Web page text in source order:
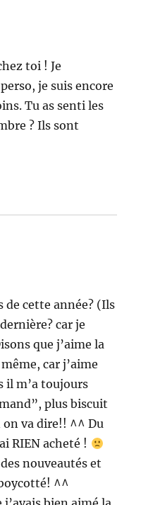
toi ! Je
je suis encore
Tu as senti les
? Ils sont
de cette année? (Ils
car je
que j’aime la
car j’aime
il m’a toujours
plus biscuit
va dire!! ^^ Du
RIEN acheté !
nouveautés et
^^